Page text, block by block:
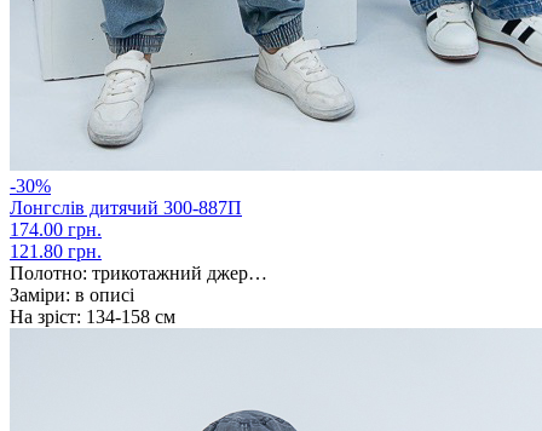
-30%
Лонгслів дитячий 300-887П
174.00 грн.
121.80 грн.
Полотно: трикотажний джер…
Заміри: в описі
На зріст: 134-158 см